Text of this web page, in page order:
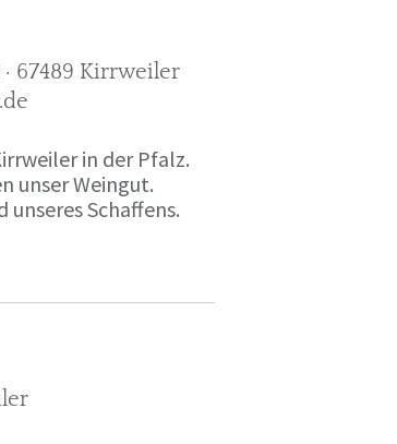
67489 Kirrweiler
in der Pfalz.
unser Weingut.
Schaffens.